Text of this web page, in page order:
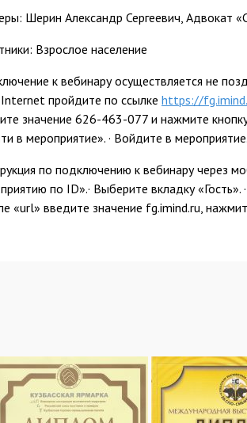
Шерин Александр Сергеевич, Адвокат
Взрослое население
к вебинару осуществляется не
пройдите по ссылке https://
значение 626-463-077 и нажмите
в мероприятие». · Войдите в
по подключению к вебинару через
по ID».· Выберите вкладку
«url» введите значение fg.imind.ru,